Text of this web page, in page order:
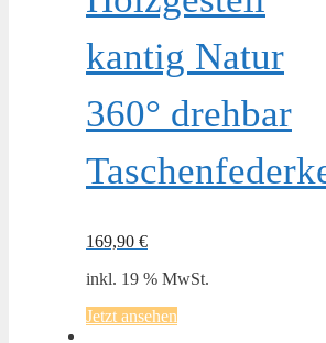
kantig Natur
360° drehbar
169,90 €
inkl. 19 % MwSt.
Jetzt ansehen